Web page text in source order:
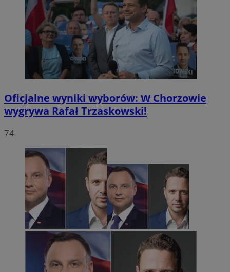
Oficjalne wyniki wyborów: W Chorzowie
wygrywa Rafał Trzaskowski!
74